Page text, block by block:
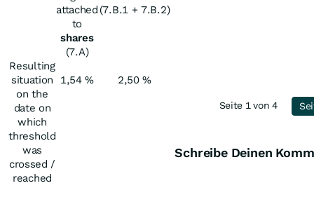
attached
to
shares
(7.A)
(7.B.1 + 7.B.2)
Resulting
situation
on the
date on
which
threshold
was
crossed /
reached
1,54 % 2,50 %
Seite 1 von 4
Schreibe Deinen